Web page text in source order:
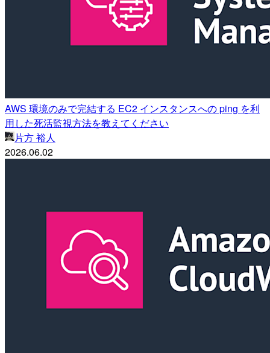
AWS 環境のみで完結する EC2 インスタンスへの ping を利
用した死活監視方法を教えてください
片方 裕人
2026.06.02